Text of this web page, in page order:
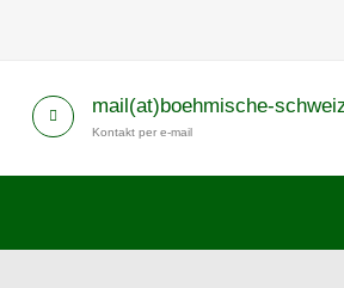
mail(at)boehmische-
Kontakt per e-mail